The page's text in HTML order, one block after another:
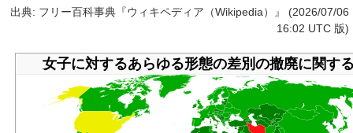
出典: フリー百科事典『ウィキペディア（Wikipedia）』 (2026/07/06
16:02 UTC 版)
女子に対するあらゆる形態の差別の撤廃に関す